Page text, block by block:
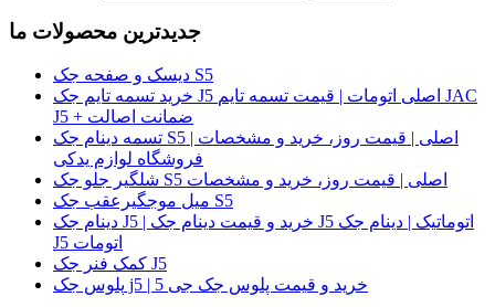
جدیدترین محصولات ما
دیسک و صفحه جک S5
خرید تسمه تایم جک J5 اصلی اتومات | قیمت تسمه تایم JAC
J5 + ضمانت اصالت
تسمه دینام جک S5 اصلی | قیمت روز، خرید و مشخصات |
فروشگاه لوازم یدکی
شلگیر جلو جک S5 اصلی | قیمت روز، خرید و مشخصات
میل موجگیرعقب جک S5
دینام جک J5 | خرید و قیمت دینام جک J5 اتوماتیک | دینام جک
J5 اتومات
کمک فنر جک J5
پلوس جک j5 | خرید و قیمت پلوس جک جی 5